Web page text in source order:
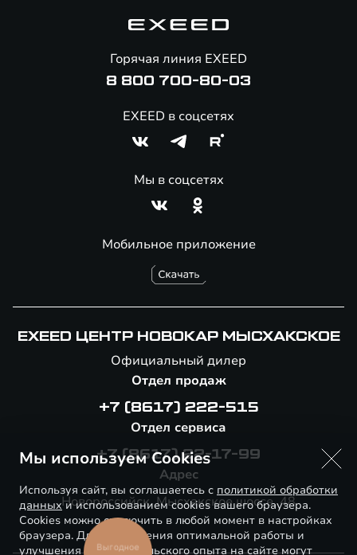
Помощь на дорогах
Мобильное приложение
Горячая линия EXEED
8 800 700-80-03
EXEED в соцсетях
Мы в соцсетях
EXEED ЦЕНТР НОВОКАР МЫСХАКСКОЕ
Официальный дилер
Отдел продаж
+7 (8617) 222-515
Отдел сервиса
+7 (8617) 22-17-99
Адрес
Новороссийск, Мысхакское шоссе, 48
Мы используем Cookies
Используя сайт, вы соглашаетесь с политикой обработки
данныхи использованием cookies вашего браузера.
Cookies можно отключить в любой момент в настройках
браузера. Для обеспечения оптимальной работы и
улучшения пользовательского опыта на сайте могут
Выгодное